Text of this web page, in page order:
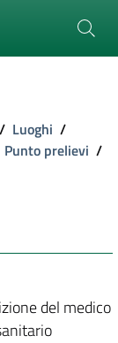
/ Luoghi /
Punto prelievi /
del medico